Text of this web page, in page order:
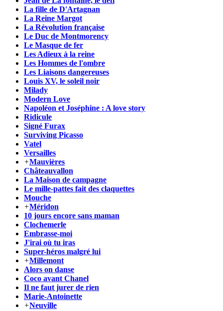
La fille de D'Artagnan
La Reine Margot
La Révolution française
Le Duc de Montmorency
Le Masque de fer
Les Adieux à la reine
Les Hommes de l'ombre
Les Liaisons dangereuses
Louis XV, le soleil noir
Milady
Modern Love
Napoléon et Joséphine : A love story
Ridicule
Signé Furax
Surviving Picasso
Vatel
Versailles
+Mauvières
Châteauvallon
La Maison de campagne
Le mille-pattes fait des claquettes
Mouche
+Méridon
10 jours encore sans maman
Clochemerle
Embrasse-moi
J'irai où tu iras
Super-héros malgré lui
+Millemont
Alors on danse
Coco avant Chanel
Il ne faut jurer de rien
Marie-Antoinette
+Neuville